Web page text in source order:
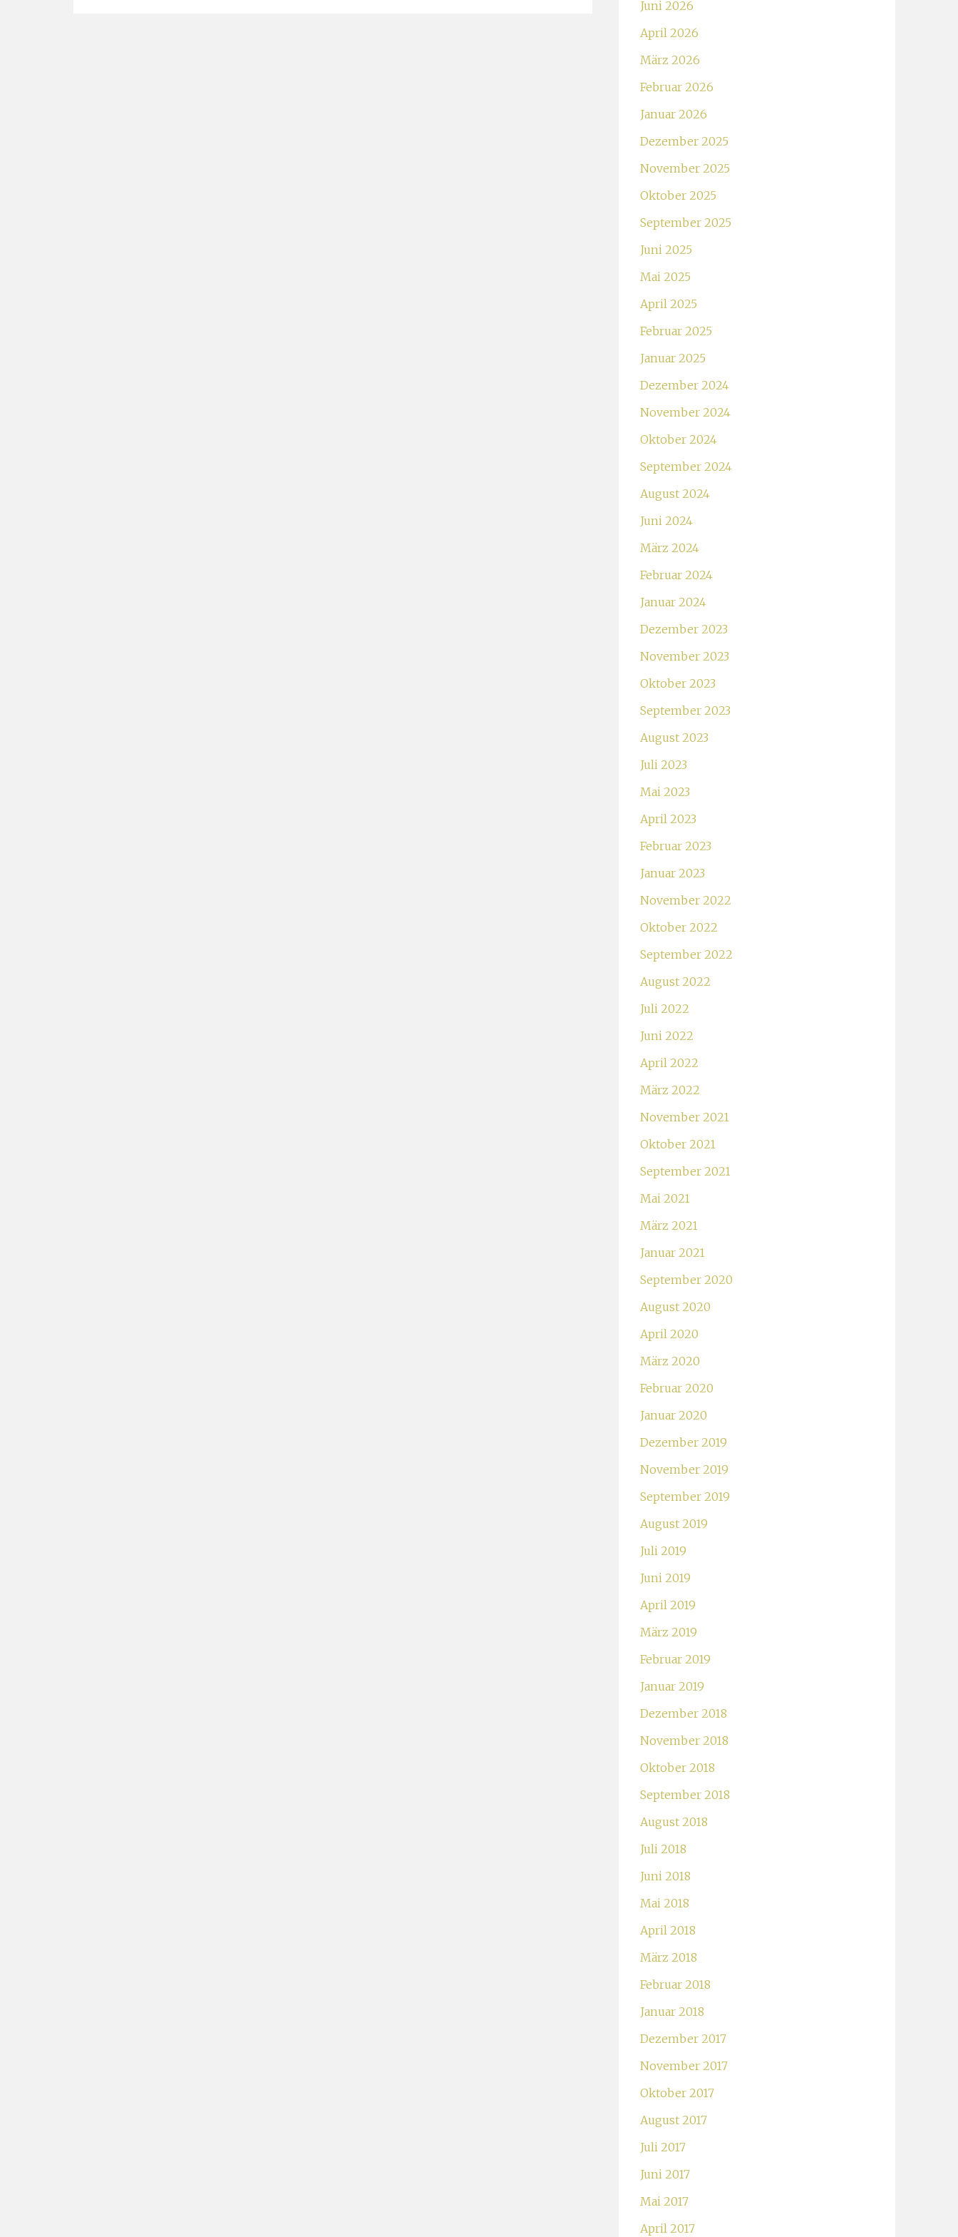
Juni 2026
April 2026
März 2026
Februar 2026
Januar 2026
Dezember 2025
November 2025
Oktober 2025
September 2025
Juni 2025
Mai 2025
April 2025
Februar 2025
Januar 2025
Dezember 2024
November 2024
Oktober 2024
September 2024
August 2024
Juni 2024
März 2024
Februar 2024
Januar 2024
Dezember 2023
November 2023
Oktober 2023
September 2023
August 2023
Juli 2023
Mai 2023
April 2023
Februar 2023
Januar 2023
November 2022
Oktober 2022
September 2022
August 2022
Juli 2022
Juni 2022
April 2022
März 2022
November 2021
Oktober 2021
September 2021
Mai 2021
März 2021
Januar 2021
September 2020
August 2020
April 2020
März 2020
Februar 2020
Januar 2020
Dezember 2019
November 2019
September 2019
August 2019
Juli 2019
Juni 2019
April 2019
März 2019
Februar 2019
Januar 2019
Dezember 2018
November 2018
Oktober 2018
September 2018
August 2018
Juli 2018
Juni 2018
Mai 2018
April 2018
März 2018
Februar 2018
Januar 2018
Dezember 2017
November 2017
Oktober 2017
August 2017
Juli 2017
Juni 2017
Mai 2017
April 2017